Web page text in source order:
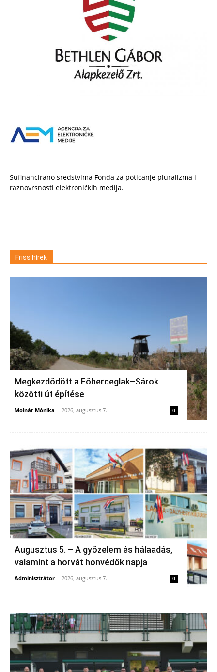
Sufinancirano sredstvima Fonda za poticanje pluralizma i
raznovrsnosti elektroničkih medija.
Friss hírek
Megkezdődött a Főherceglak–Sárok
közötti út építése
Molnár Mónika - 2026, augusztus 7. 0
Augusztus 5. – A győzelem és hálaadás,
valamint a horvát honvédők napja
Adminisztrátor - 2026, augusztus 7. 0